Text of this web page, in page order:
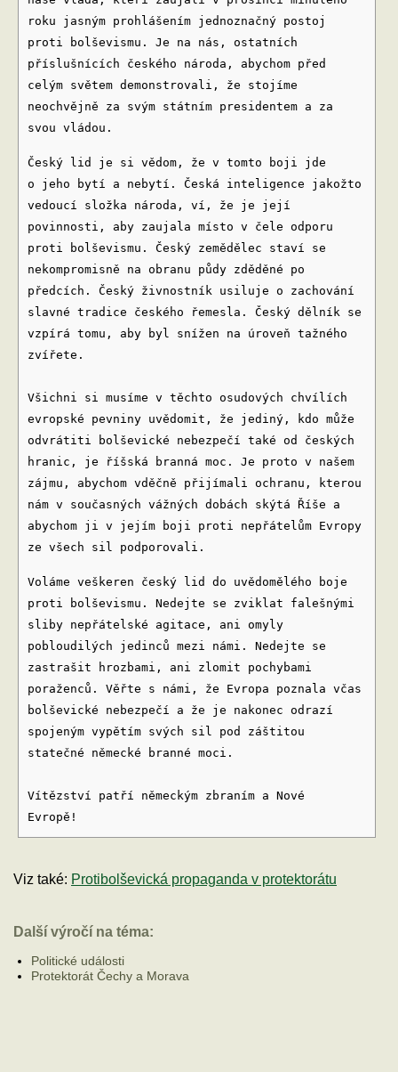
roku jasným prohlášením jednoznačný postoj
proti bolševismu. Je na nás, ostatních
příslušnících českého národa, abychom před
celým světem demonstrovali, že stojíme
neochvějně za svým státním presidentem a za
svou vládou.
Český lid je si vědom, že v tomto boji jde
o jeho bytí a nebytí. Česká inteligence jakožto
vedoucí složka národa, ví, že je její
povinnosti, aby zaujala místo v čele odporu
proti bolševismu. Český zemědělec staví se
nekompromisně na obranu půdy zděděné po
předcích. Český živnostník usiluje o zachování
slavné tradice českého řemesla. Český dělník se
vzpírá tomu, aby byl snížen na úroveň tažného
zvířete.
Všichni si musíme v těchto osudových chvílích
evropské pevniny uvědomit, že jediný, kdo může
odvrátiti bolševické nebezpečí také od českých
hranic, je říšská branná moc. Je proto v našem
zájmu, abychom vděčně přijímali ochranu, kterou
nám v současných vážných dobách skýtá Říše a
abychom ji v jejím boji proti nepřátelům Evropy
ze všech sil podporovali.
Voláme veškeren český lid do uvědomělého boje
proti bolševismu. Nedejte se zviklat falešnými
sliby nepřátelské agitace, ani omyly
pobloudilých jedinců mezi námi. Nedejte se
zastrašit hrozbami, ani zlomit pochybami
poraženců. Věřte s námi, že Evropa poznala včas
bolševické nebezpečí a že je nakonec odrazí
spojeným vypětím svých sil pod záštitou
statečné německé branné moci.
Vítězství patří německým zbraním a Nové
Evropě!
Viz také: Protibolševická propaganda v protektorátu
Další výročí na téma:
Politické události
Protektorát Čechy a Morava